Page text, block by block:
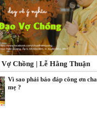
Chồng | Lễ Hằng Thuận
Vì sao phải báo đáp công ơn cha
mẹ ?